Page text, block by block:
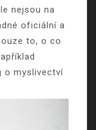
nejsou na
oficiální a
to, o co
o myslivectví